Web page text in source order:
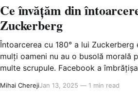
Ce învățăm din
Zuckerberg
Întoarcerea cu 180° a lui Zuckerberg
mulți oameni nu au o busolă morală
multe scrupule. Facebook a
Republicanii și spune că diversitatea
Mihai CherejiJan 13, 2025 — 1 min read